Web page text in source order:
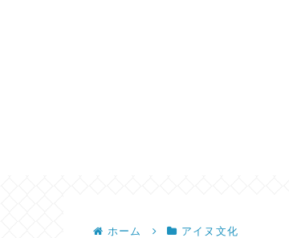
ホーム アイヌ文化